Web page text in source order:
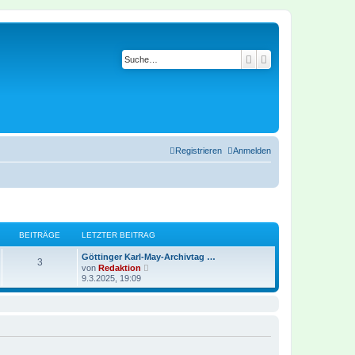
Suche
Anmelden
Registrieren
BEITRÄGE LETZTER BEITRAG
3
Göttinger Karl-May-Archivtag …
von Redaktion
e
9.3.2025, 19:09